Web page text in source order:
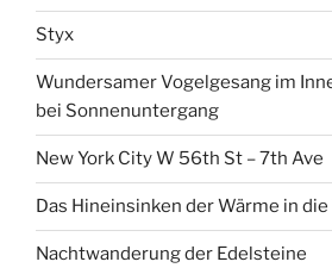
Styx
Wundersamer Vogelgesang im
bei Sonnenuntergang
New York City W 56th St – 7th Ave
Das Hineinsinken der Wärme in
Nachtwanderung der Edelsteine